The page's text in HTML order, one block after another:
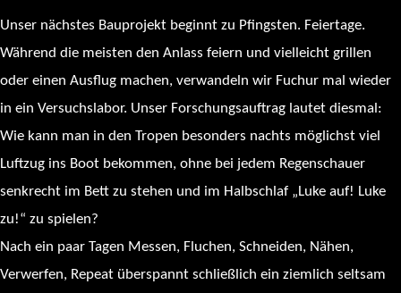
Unser nächstes Bauprojekt beginnt zu Pfingsten. Feiertage.
Während die meisten den Anlass feiern und vielleicht grillen
oder einen Ausflug machen, verwandeln wir Fuchur mal wieder
in ein Versuchslabor. Unser Forschungsauftrag lautet diesmal:
Wie kann man in den Tropen besonders nachts möglichst viel
Luftzug ins Boot bekommen, ohne bei jedem Regenschauer
senkrecht im Bett zu stehen und im Halbschlaf „Luke auf! Luke
zu!“ zu spielen?
Nach ein paar Tagen Messen, Fluchen, Schneiden, Nähen,
Verwerfen, Repeat überspannt schließlich ein ziemlich seltsam